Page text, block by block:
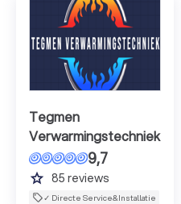
Tegmen
Verwarmingstechniek
9,7
grade 85 reviews
✓ Directe Service&Installatie